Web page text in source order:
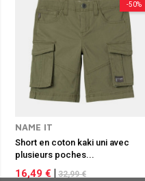
-50%
NAME IT
Short en coton kaki uni avec
plusieurs poches...
16,49 € 32,99 €